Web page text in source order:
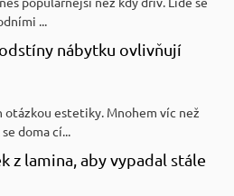
...
nábytku ovlivňují
otázkou estetiky. Mnohem víc než
doma cí...
z lamina, aby vypadal stále